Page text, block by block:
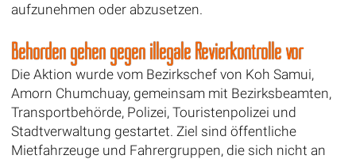
aufzunehmen oder abzusetzen.
Behörden gehen gegen illegale Revierkontrolle vor
Die Aktion wurde vom Bezirkschef von Koh Samui,
Amorn Chumchuay, gemeinsam mit Bezirksbeamten,
Transportbehörde, Polizei, Touristenpolizei und
Stadtverwaltung gestartet. Ziel sind öffentliche
Mietfahrzeuge und Fahrergruppen, die sich nicht an